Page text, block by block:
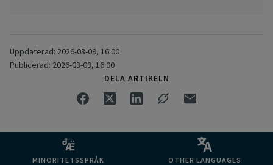
Uppdaterad: 2026-03-09, 16:00
Publicerad: 2026-03-09, 16:00
DELA ARTIKELN
MINORITETSSPRÅK OTHER LANGUAGES